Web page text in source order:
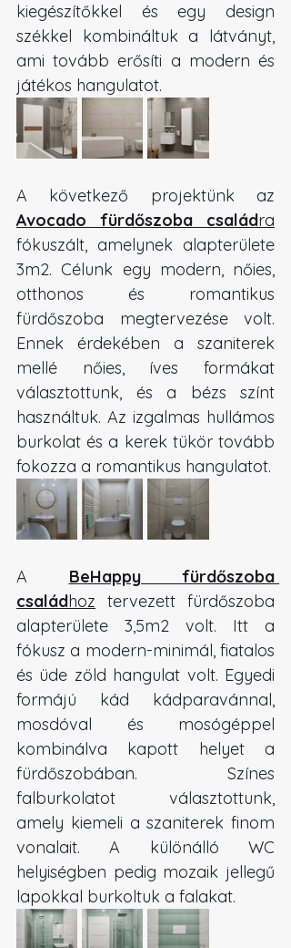
kiegészítőkkel és egy design
székkel kombináltuk a látványt,
ami tovább erősíti a modern és
játékos hangulatot.
Avocado fürdőszoba családra
fókuszált, amelynek alapterülete
3m2. Célunk egy modern, nőies,
otthonos és romantikus
fürdőszoba megtervezése volt.
Ennek érdekében a szaniterek
mellé nőies, íves formákat
választottunk, és a bézs színt
használtuk. Az izgalmas hullámos
burkolat és a kerek tükör tovább
fokozza a romantikus hangulatot.
A BeHappy fürdőszoba
családhoz tervezett fürdőszoba
alapterülete 3,5m2 volt. Itt a
fókusz a modern-minimál, fiatalos
és üde zöld hangulat volt. Egyedi
formájú kád kádparavánnal,
mosdóval és mosógéppel
kombinálva kapott helyet a
fürdőszobában. Színes
falburkolatot választottunk,
amely kiemeli a szaniterek finom
vonalait. A különálló WC
helyiségben pedig mozaik jellegű
lapokkal burkoltuk a falakat.